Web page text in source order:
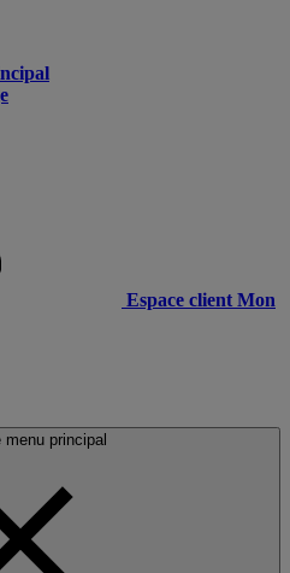
Espace client Mon
menu principal